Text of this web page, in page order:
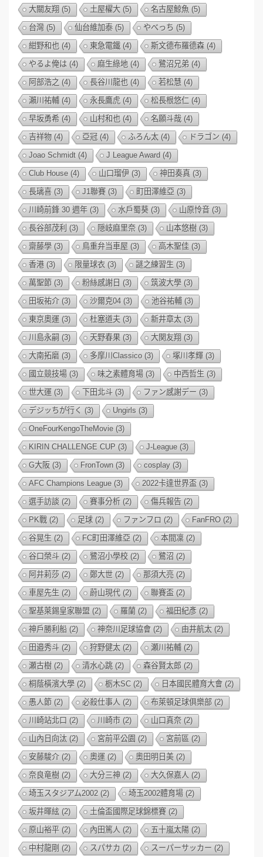
大關友翔 (5) 土屋櫂大 (5) 名古屋鯨魚 (5)
台灣 (5) 仙台維加泰 (5) やべっち (5)
紺野和也 (4) 東急電鐵 (4) 斯文德布羅德森 (4)
やるよ俺は (4) 麻生綠地 (4) 鷺沼兄弟 (4)
阿部浩之 (4) 長谷川龍也 (4) 若松慧 (4)
瀨川祐輔 (4) 永長鷹虎 (4) 松長根悠仁 (4)
早坂勇希 (4) 山村和也 (4) 名願斗哉 (4)
吉祥物 (4) 亞冠 (4) ふろん太 (4) ドラゴン (4)
Joao Schmidt (4) J League Award (4)
Club House (4) 山口瑠伊 (3) 神田奏真 (3)
長璃喜 (3) J1聯賽 (3) 町田澤維亞 (3)
川崎前鋒 30 週年 (3) 水戶蜀葵 (3) 山原怜音 (3)
長谷部茂利 (3) 隠岐麻里奈 (3) 山本悠樹 (3)
齋藤學 (3) 鳥重弁当車屋 (3) 高木聖佳 (3)
香港 (3) 限量球衣 (3) 謎之練習生 (3)
萬聖節 (3) 粉絲感謝日 (3) 筑波大學 (3)
田坂祐介 (3) 沙爾克04 (3) 池谷祐輔 (3)
東京奧運 (3) 杜塞道夫 (3) 新井章太 (3)
川島永嗣 (3) 天野春果 (3) 大関友翔 (3)
大南拓磨 (3) 多摩川Classico (3) 塚川孝輝 (3)
國立競技場 (3) 味之素體育場 (3) 中西哲生 (3)
世大運 (3) 下田北斗 (3) ファン感謝デー (3)
デジッちが行く (3) Ungirls (3)
OneFourKengoTheMovie (3)
KIRIN CHALLENGE CUP (3) J-League (3)
G大阪 (3) FronTown (3) cosplay (3)
AFC Champions League (3) 2022卡達世界盃 (3)
選手訪談 (2) 賽事分析 (2) 傷兵報告 (2)
PK戰 (2) 足球 (2) ファンフロ (2) FanFRO (2)
谷晃生 (2) FC町田澤維亞 (2) 本間凜 (2)
谷口榮斗 (2) 鷺沼小學校 (2) 鷺沼 (2)
阿井莉莎 (2) 鄭大世 (2) 那須大亮 (2)
車屋先生 (2) 蔚山現代 (2) 聯賽盃 (2)
聖基萊錫皇家聯盟 (2) 羅蘭 (2) 福田紀彥 (2)
神戶勝利船 (2) 神奈川足球協會 (2) 由井航太 (2)
田邉秀斗 (2) 狩野健太 (2) 瀬川祐輔 (2)
瀬古樹 (2) 清水心跳 (2) 森谷賢太郎 (2)
桐蔭橫濱大學 (2) 栃木SC (2) 日本國民體育大會 (2)
愚人節 (2) 必殺仕事人 (2) 布萊頓足球俱樂部 (2)
川崎站北口 (2) 川崎市 (2) 山口真奈 (2)
山內日向汰 (2) 宮前平公園 (2) 宮前區 (2)
安藤駿介 (2) 奧運 (2) 奧田明日美 (2)
奈良竜樹 (2) 大分三神 (2) 大久保嘉人 (2)
埼玉スタジアム2002 (2) 埼玉2002體育場 (2)
坂井暉絃 (2) 土倫盃國際足球錦標賽 (2)
原山裕平 (2) 內田篤人 (2) 五十嵐太陽 (2)
中村龍剛 (2) スパサカ (2) スーパーサッカー (2)